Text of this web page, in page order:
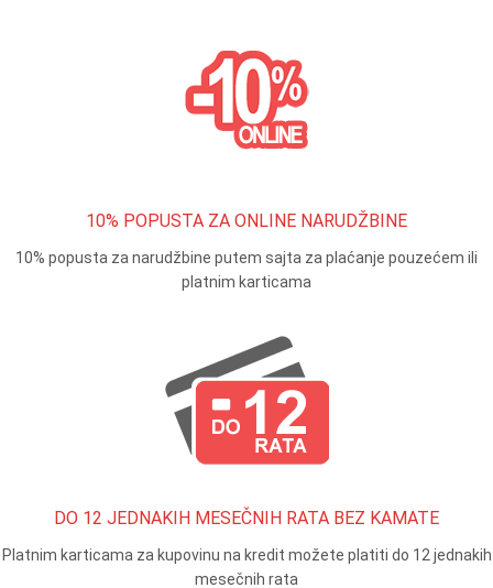
10% POPUSTA ZA ONLINE NARUDŽBINE
10% popusta za narudžbine putem sajta za plaćanje pouzećem ili
platnim karticama
DO 12 JEDNAKIH MESEČNIH RATA BEZ KAMATE
Platnim karticama za kupovinu na kredit možete platiti do 12 jednakih
mesečnih rata